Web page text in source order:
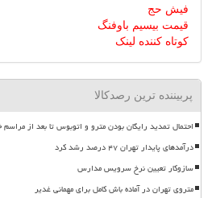
فیش حج
قیمت بیسیم باوفنگ
کوتاه کننده لینک
پربیننده ترین رصدکالا
احتمال تمدید رایگان بودن مترو و اتوبوس تا بعد از
درآمدهای پایدار تهران ۴۷ درصد رشد کرد
سازوکار تعیین نرخ سرویس مدارس
متروی تهران در آماده باش کامل برای مهمانی غدیر